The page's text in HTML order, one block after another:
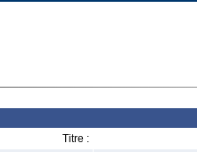
Titre :